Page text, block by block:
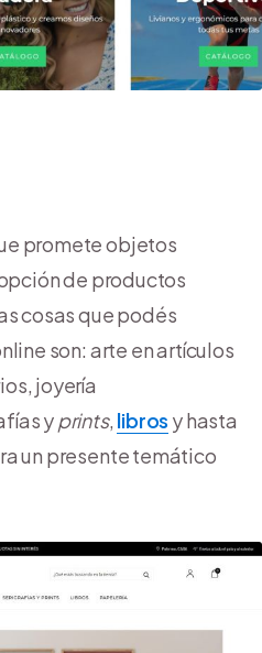
promete objetos
de productos
cosas que podés
son: arte en artículos
joyería
yprints, libros y hasta
un presente temático